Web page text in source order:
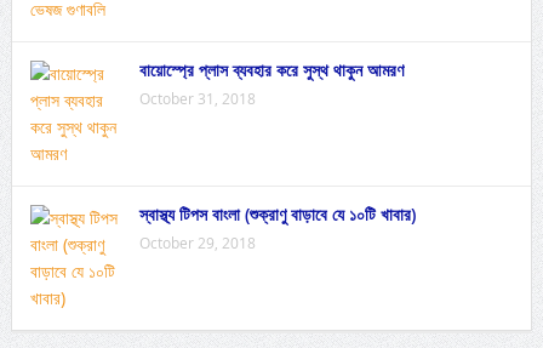
বায়োস্প্রে প্লাস ব্যবহার করে সুস্থ থাকুন আমরণ
October 31, 2018
স্বাস্থ্য টিপস বাংলা (শুক্রাণু বাড়াবে যে ১০টি খাবার)
October 29, 2018